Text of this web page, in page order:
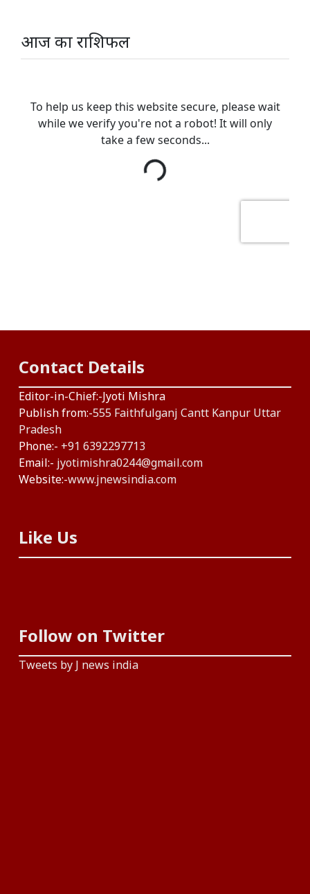
आज का राशिफल
Contact Details
Editor-in-Chief:-Jyoti Mishra
Publish from:-555 Faithfulganj Cantt Kanpur Uttar
Pradesh
Phone:- +91 6392297713
Email:- jyotimishra0244@gmail.com
Website:-www.jnewsindia.com
Like Us
Follow on Twitter
Tweets by J news india